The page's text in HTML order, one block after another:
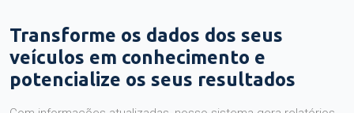
Transforme os dados dos seus
veículos em conhecimento e
potencialize os seus resultados